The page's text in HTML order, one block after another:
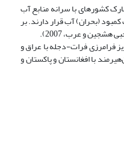
کشورهای با سرانه منابع آب
کمبود (بحران) آب قرار دارند. بر
و عرب، 2007).
فرامرزی فرات-دجله با عراق و
با افغانستان و پاکستان و